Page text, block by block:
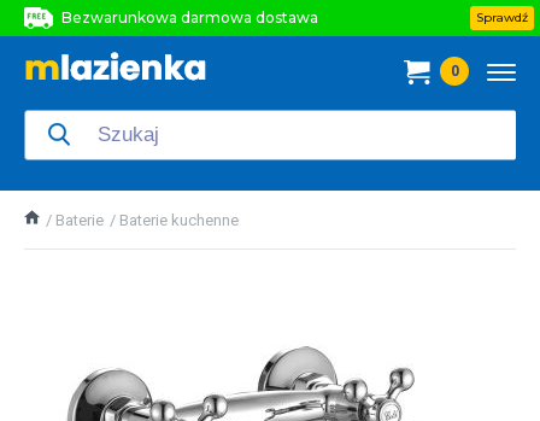
Bezwarunkowa darmowa dostawa
Bezwarunkowa darmowa dostawa
Sprawdź
0
Baterie Baterie kuchenne